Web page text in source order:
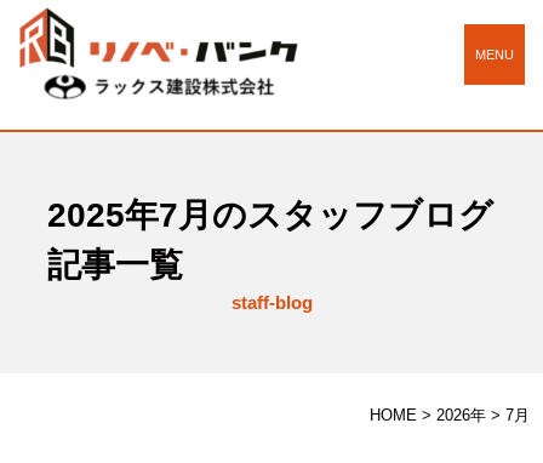
MENU
2025年7月のスタッフブログ
記事一覧
staff-blog
HOME > 2026年> 7月